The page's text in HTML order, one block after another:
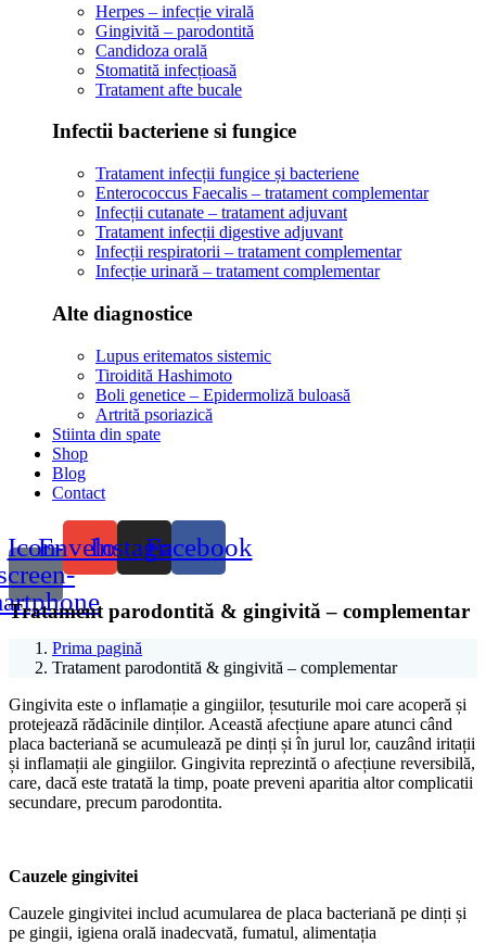
Herpes – infecție virală
Gingivită – parodontită
Candidoza orală
Stomatită infecțioasă
Tratament afte bucale
Infectii bacteriene si fungice
Tratament infecții fungice și bacteriene
Enterococcus Faecalis – tratament complementar
Infecții cutanate – tratament adjuvant
Tratament infecții digestive adjuvant
Infecții respiratorii – tratament complementar
Infecție urinară – tratament complementar
Alte diagnostice
Lupus eritematos sistemic
Tiroidită Hashimoto
Boli genetice – Epidermoliză buloasă
Artrită psoriazică
Stiinta din spate
Shop
Blog
Contact
Icon-EnvelopeInstagramFacebook
Tratament parodontită & gingivită – complementar
Prima pagină
Tratament parodontită & gingivită – complementar
Gingivita este o inflamație a gingiilor, țesuturile moi care acoperă și
protejează rădăcinile dinților. Această afecțiune apare atunci când
placa bacteriană se acumulează pe dinți și în jurul lor, cauzând iritații
și inflamații ale gingiilor. Gingivita reprezintă o afecțiune reversibilă,
care, dacă este tratată la timp, poate preveni aparitia altor complicatii
secundare, precum parodontita.
Cauzele gingivitei
Cauzele gingivitei includ acumularea de placa bacteriană pe dinți și
pe gingii, igiena orală inadecvată, fumatul, alimentația